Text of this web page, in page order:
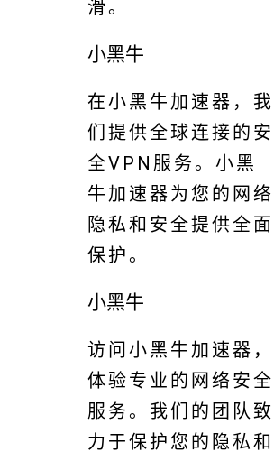
滑。
小黑牛
在小黑牛加速器，我
们提供全球连接的安
全VPN服务。小黑
牛加速器为您的网络
隐私和安全提供全面
保护。
小黑牛
访问小黑牛加速器，
体验专业的网络安全
服务。我们的团队致
力于保护您的隐私和